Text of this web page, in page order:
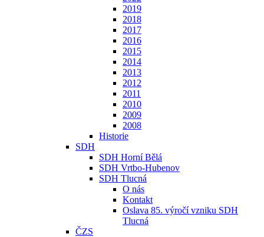
2019
2018
2017
2016
2015
2014
2013
2012
2011
2010
2009
2008
Historie
SDH
SDH Horní Bělá
SDH Vrtbo-Hubenov
SDH Tlucná
O nás
Kontakt
Oslava 85. výročí vzniku SDH
Tlucná
ČZS